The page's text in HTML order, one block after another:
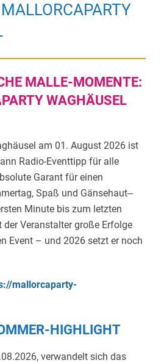
MALLE-MOMENTE:
WAGHÄUSEL
am 01. August 2026 ist
Radio-Eventtipp für alle
Garant für einen
Spaß und Gänsehaut‒
Minute bis zum letzten
Veranstalter große Erfolge
Event – und 2026 setzt er noch
mallorcaparty-
HIGHLIGHT
verwandelt sich das